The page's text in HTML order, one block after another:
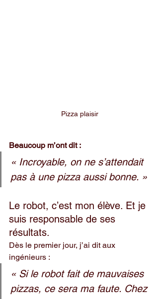
Pizza plaisir
Beaucoup m’ont dit :
« Incroyable, on ne s’attendait
pas à une pizza aussi bonne. »
Le robot, c’est mon élève. Et je
suis responsable de ses
résultats.
Dès le premier jour, j’ai dit aux
ingénieurs :
« Si le robot fait de mauvaises
pizzas, ce sera ma faute. Chez